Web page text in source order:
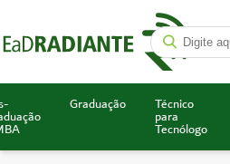
Graduação Técnico
para
Tecnólogo